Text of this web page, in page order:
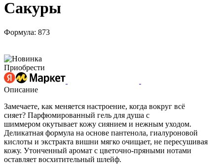
Сакуры
Формула: 873
Приобрести
Описание
Замечаете, как меняется настроение, когда вокруг всё
сияет? Парфюмированный гель для душа с
шиммером окутывает кожу сиянием и нежным уходом.
Деликатная формула на основе пантенола, гиалуроновой
кислоты и экстракта вишни мягко очищает, не пересушивая
кожу. Утонченный аромат с цветочно-пряными нотами
оставляет восхитительный шлейф.